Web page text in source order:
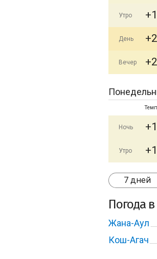
Утро
День
Вечер
Ночь
Утро
7 дней
Погода
Жана-Аул
Кош-Агач